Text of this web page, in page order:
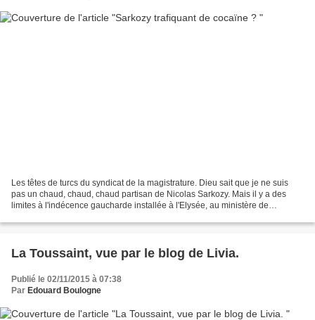
Les têtes de turcs du syndicat de la magistrature. Dieu sait que je ne suis
pas un chaud, chaud, chaud partisan de Nicolas Sarkozy. Mais il y a des
limites à l'indécence gaucharde installée à l'Elysée, au ministère de
La Toussaint, vue par le blog de Livia.
Publié le 02/11/2015 à 07:38
Par Edouard Boulogne